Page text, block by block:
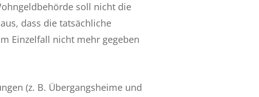
soll nicht die
dass die tatsächliche
Einzelfall nicht mehr gegeben
(z. B. Übergangsheime und